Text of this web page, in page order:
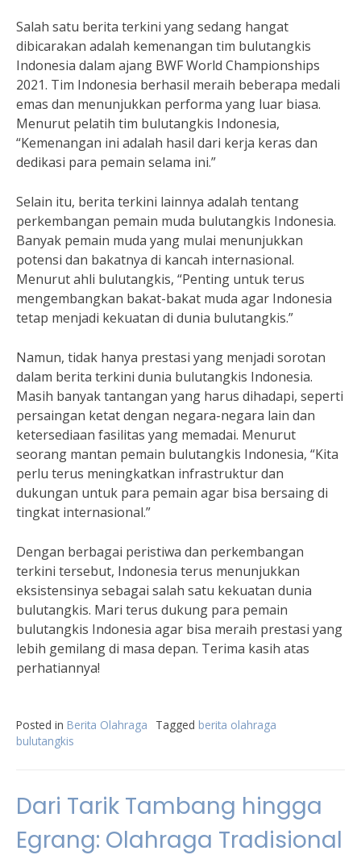
Salah satu berita terkini yang sedang hangat
dibicarakan adalah kemenangan tim bulutangkis
Indonesia dalam ajang BWF World Championships
2021. Tim Indonesia berhasil meraih beberapa medali
emas dan menunjukkan performa yang luar biasa.
Menurut pelatih tim bulutangkis Indonesia,
“Kemenangan ini adalah hasil dari kerja keras dan
dedikasi para pemain selama ini.”
Selain itu, berita terkini lainnya adalah tentang
perkembangan pemain muda bulutangkis Indonesia.
Banyak pemain muda yang mulai menunjukkan
potensi dan bakatnya di kancah internasional.
Menurut ahli bulutangkis, “Penting untuk terus
mengembangkan bakat-bakat muda agar Indonesia
tetap menjadi kekuatan di dunia bulutangkis.”
Namun, tidak hanya prestasi yang menjadi sorotan
dalam berita terkini dunia bulutangkis Indonesia.
Masih banyak tantangan yang harus dihadapi, seperti
persaingan ketat dengan negara-negara lain dan
ketersediaan fasilitas yang memadai. Menurut
seorang mantan pemain bulutangkis Indonesia, “Kita
perlu terus meningkatkan infrastruktur dan
dukungan untuk para pemain agar bisa bersaing di
tingkat internasional.”
Dengan berbagai peristiwa dan perkembangan
terkini tersebut, Indonesia terus menunjukkan
eksistensinya sebagai salah satu kekuatan dunia
bulutangkis. Mari terus dukung para pemain
bulutangkis Indonesia agar bisa meraih prestasi yang
lebih gemilang di masa depan. Terima kasih atas
perhatiannya!
Posted in Berita Olahraga Tagged berita olahraga
bulutangkis
Dari Tarik Tambang hingga
Egrang: Olahraga Tradisional